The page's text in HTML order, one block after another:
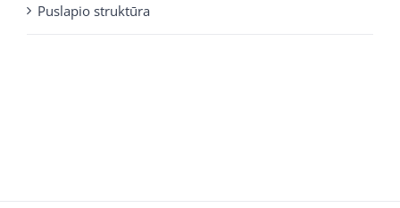
Puslapio struktūra